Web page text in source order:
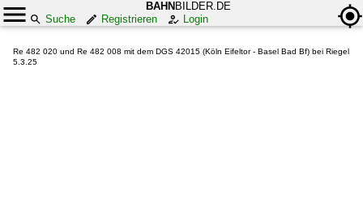
BAHN BILDER.DE
Suche
Registrieren Login
Re 482 020 und Re 482 008 mit dem DGS 42015 (Köln Eifeltor - Basel Bad Bf) bei Riegel
5.3.25